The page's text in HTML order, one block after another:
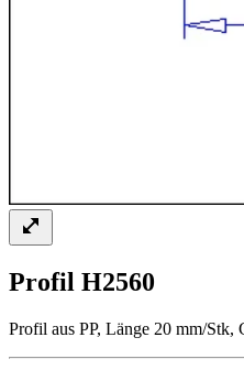
Profil H2560
Profil aus PP, Länge 20 mm/Stk,